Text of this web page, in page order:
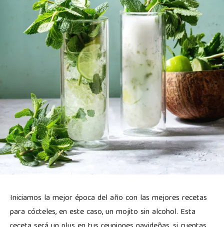
Iniciamos la mejor época del año con las mejores recetas
para cócteles, en este caso, un mojito sin alcohol. Esta